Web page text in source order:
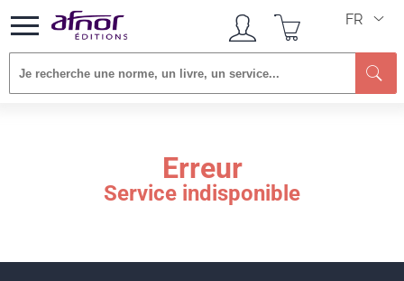
FR
Erreur
Service indisponible